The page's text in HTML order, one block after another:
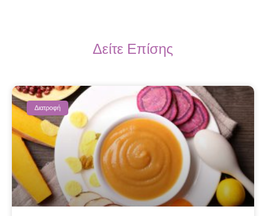
Δείτε Επίσης
Διατροφή